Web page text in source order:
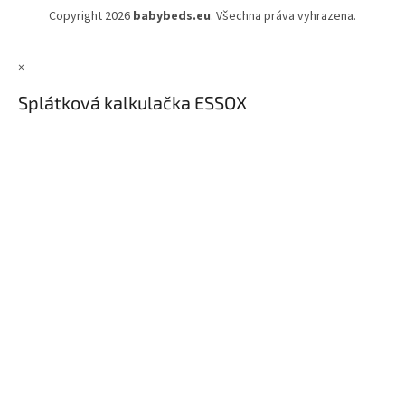
Copyright 2026 babybeds.eu. Všechna práva vyhrazena.
×
Splátková kalkulačka ESSOX